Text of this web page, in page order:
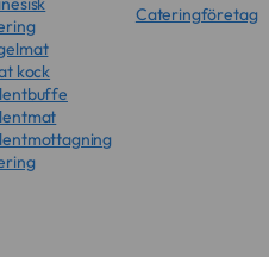
val med globala
Från 450 kr per
kock
Cateringföretag